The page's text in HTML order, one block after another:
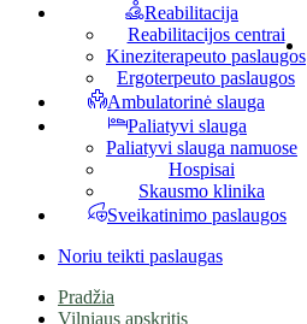
Reabilitacija
Reabilitacijos centrai
Kineziterapeuto paslaugos
Ergoterpeuto paslaugos
Ambulatorinė slauga
Paliatyvi slauga
Paliatyvi slauga namuose
Hospisai
Skausmo klinika
Sveikatinimo paslaugos
Noriu teikti paslaugas
Pradžia
Vilniaus apskritis